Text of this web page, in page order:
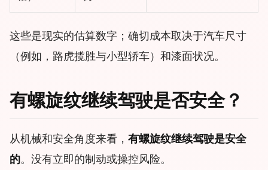
这些是现实的估算数字；确切成本取决于汽车尺寸
（例如，路虎揽胜与小型轿车）和漆面状况。
有螺旋纹继续驾驶是否安全？
从机械和安全角度来看， 有螺旋纹继续驾驶是安全
的。没有立即的制动或操控风险。